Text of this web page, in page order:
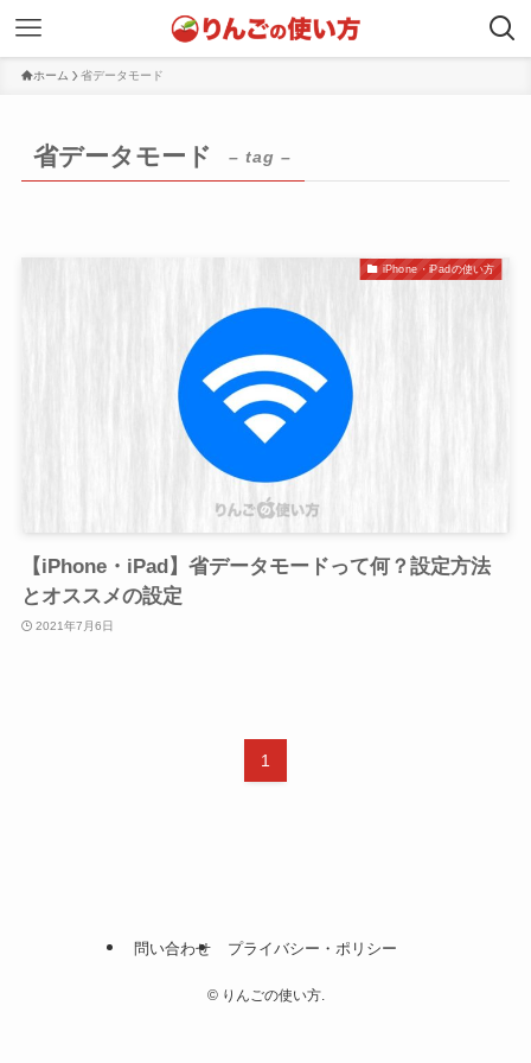
ホーム 省データモード
省データモード – tag –
iPhone・iPadの使い方
【iPhone・iPad】省データモードって何？設定方法
とオススメの設定
2021年7月6日
1
問い合わせ プライバシー・ポリシー
©りんごの使い方.